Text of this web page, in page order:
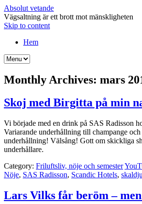
Absolut vetande
Vägsaltning är ett brott mot mänskligheten
Skip to content
Hem
Monthly Archives: mars
Skoj med Birgitta på min
Vi började med en drink på SAS Radisson
Variarande underhållning till champange
underhållning! Välsång! Gott om skickliga
underhållare.
Category: Friluftsliv, nöje och semester
Nöje, SAS Radisson, Scandic Hotels,
Lars Vilks får beröm –